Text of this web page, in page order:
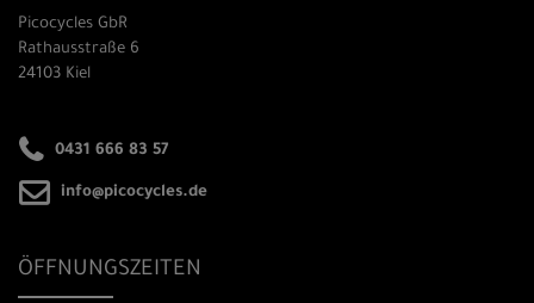
Picocycles GbR
Rathausstraße 6
24103 Kiel
0431 666 83 57
info@picocycles.de
ÖFFNUNGSZEITEN